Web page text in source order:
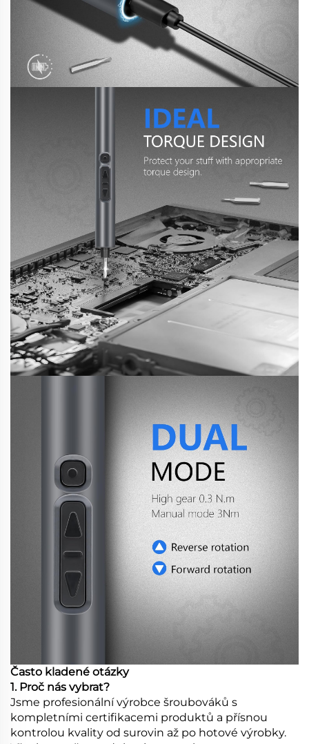
Často kladené otázky
1. Proč nás vybrat?
Jsme profesionální výrobce šroubováků s
kompletními certifikacemi produktů a přísnou
kontrolou kvality od surovin až po hotové výrobky.